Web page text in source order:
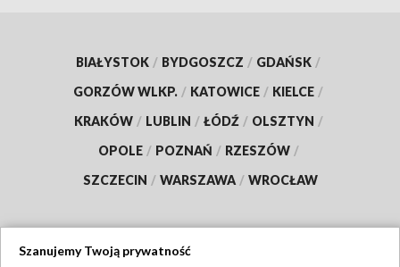
BIAŁYSTOK / BYDGOSZCZ / GDAŃSK /
GORZÓW WLKP. / KATOWICE / KIELCE /
KRAKÓW / LUBLIN / ŁÓDŹ / OLSZTYN /
OPOLE / POZNAŃ / RZESZÓW /
SZCZECIN / WARSZAWA / WROCŁAW
Szanujemy Twoją prywatność